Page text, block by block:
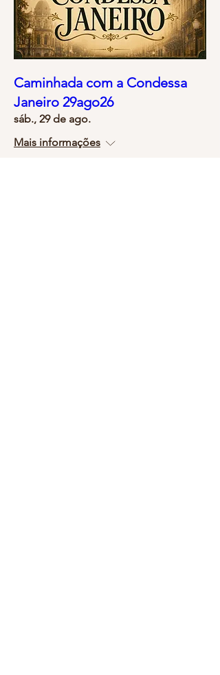
Caminhada com a Condessa
Janeiro 29ago26
sáb., 29 de ago.
Mais informações